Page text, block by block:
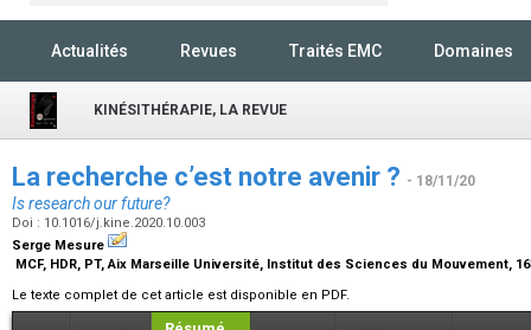
Actualités Revues Traités EMC Domaines
KINÉSITHÉRAPIE, LA REVUE
La recherche c’est notre avenir ? - 18/11/20
Is research our future?
Doi : 10.1016/j.kine.2020.10.003
Serge Mesure
MCF, HDR, PT, Aix Marseille Université, Institut des Sciences du Mouvement,
Le texte complet de cet article est disponible en PDF.